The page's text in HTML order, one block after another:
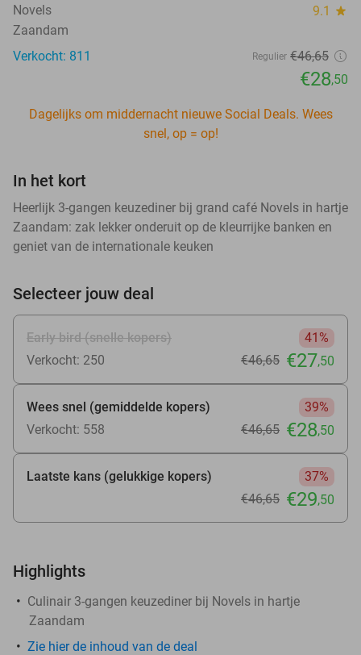
Novels 9.1 star
Zaandam
Verkocht: 811
Regulier €46,65
€28,50
Dagelijks om middernacht nieuwe Social Deals. Wees
snel, op = op!
In het kort
Heerlijk 3-gangen keuzediner bij grand café Novels in hartje
Zaandam: zak lekker onderuit op de kleurrijke banken en
geniet van de internationale keuken
Selecteer jouw deal
Early bird (snelle kopers)
41%
Verkocht: 250
€46,65 €27,50
Wees snel (gemiddelde kopers)
39%
Verkocht: 558
€46,65 €28,50
Laatste kans (gelukkige kopers)
37%
€46,65 €29,50
Highlights
Culinair 3-gangen keuzediner bij Novels in hartje
Zaandam
Zie hierde inhoud van de deal